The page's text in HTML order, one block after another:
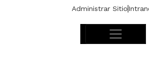
Administrar Sitio